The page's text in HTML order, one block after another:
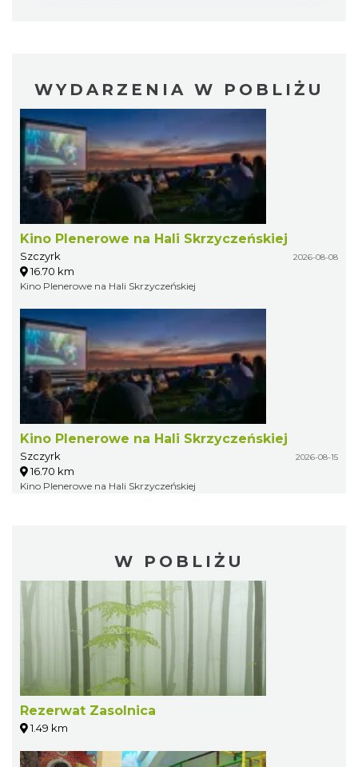
WYDARZENIA W POBLIŻU
Kino Plenerowe na Hali Skrzyczeńskiej
Szczyrk 2026-08-08
16.70 km
Kino Plenerowe na Hali Skrzyczeńskiej
Kino Plenerowe na Hali Skrzyczeńskiej
Szczyrk 2026-08-15
16.70 km
Kino Plenerowe na Hali Skrzyczeńskiej
W POBLIŻU
Rezerwat Zasolnica
1.49 km